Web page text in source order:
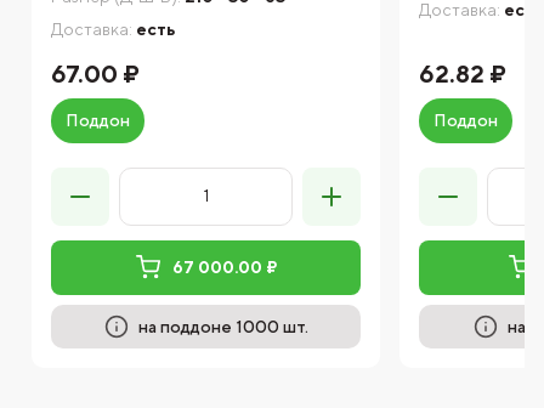
Доставка: есть
67.00 ₽
Поддон
67 000.00 ₽
на поддоне 1000 шт.
Доставка: есть
62.82 ₽
Поддон
на